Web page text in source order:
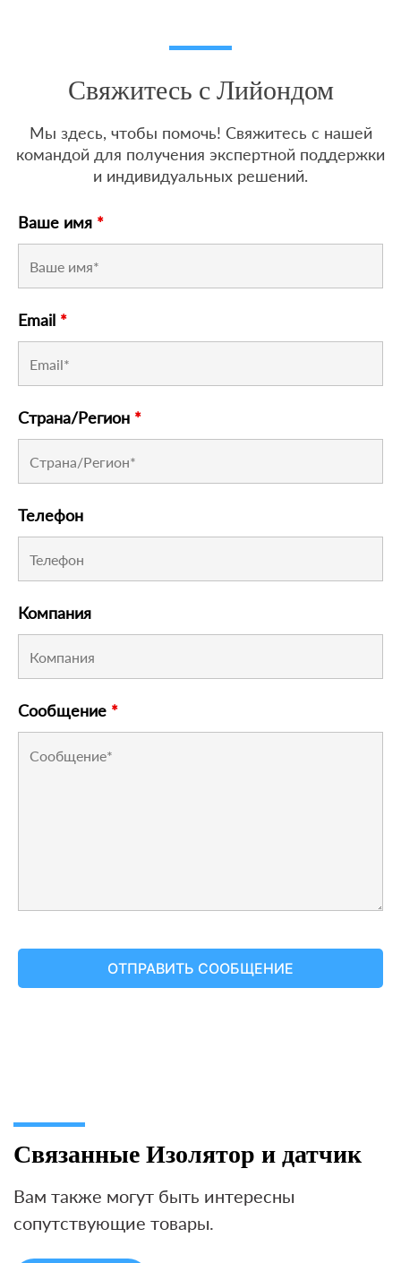
Свяжитесь с Лийондом
Мы здесь, чтобы помочь! Свяжитесь с нашей
командой для получения экспертной поддержки
и индивидуальных решений.
Ваше имя *
Email *
Страна/Регион *
Телефон
Компания
Сообщение *
Связанные Изолятор и датчик
Вам также могут быть интересны
сопутствующие товары.